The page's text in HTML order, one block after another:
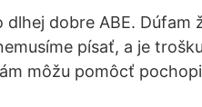
dlhej dobre ABE.
písať, a je
môžu pomôcť